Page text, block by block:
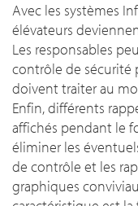
Avec les systèmes
élévateurs
Les responsables
contrôle de sécurité
doivent traiter au
Enfin, différents
affichés pendant le
éliminer les
de contrôle et les
graphiques